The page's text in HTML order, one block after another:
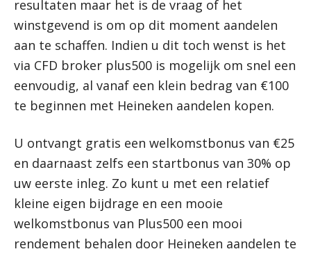
resultaten maar het is de vraag of het
winstgevend is om op dit moment aandelen
aan te schaffen. Indien u dit toch wenst is het
via CFD broker plus500 is mogelijk om snel een
eenvoudig, al vanaf een klein bedrag van €100
te beginnen met Heineken aandelen kopen.
U ontvangt gratis een welkomstbonus van €25
en daarnaast zelfs een startbonus van 30% op
uw eerste inleg. Zo kunt u met een relatief
kleine eigen bijdrage en een mooie
welkomstbonus van Plus500 een mooi
rendement behalen door Heineken aandelen te